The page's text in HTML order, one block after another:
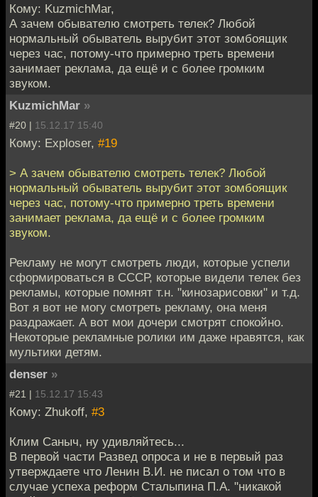
Кому: KuzmichMar,
А зачем обывателю смотреть телек? Любой
нормальный обыватель вырубит этот зомбоящик
через час, потому-что примерно треть времени
занимает реклама, да ещё и с более громким
звуком.
KuzmichMar »
#20 | 15.12.17 15:40
Кому: Exploser, #19
> А зачем обывателю смотреть телек? Любой
нормальный обыватель вырубит этот зомбоящик
через час, потому-что примерно треть времени
занимает реклама, да ещё и с более громким
звуком.
Рекламу не могут смотреть люди, которые успели
сформироваться в СССР, которые видели телек без
рекламы, которые помнят т.н. "кинозарисовки" и т.д.
Вот я вот не могу смотреть рекламу, она меня
раздражает. А вот мои дочери смотрят спокойно.
Некоторые рекламные ролики им даже нравятся, как
мультики детям.
denser »
#21 | 15.12.17 15:43
Кому: Zhukoff, #3
Клим Саныч, ну удивляйтесь...
В первой части Развед опроса и не в первый раз
утверждаете что Ленин В.И. не писал о том что в
случае успеха реформ Сталыпина П.А. "никакой